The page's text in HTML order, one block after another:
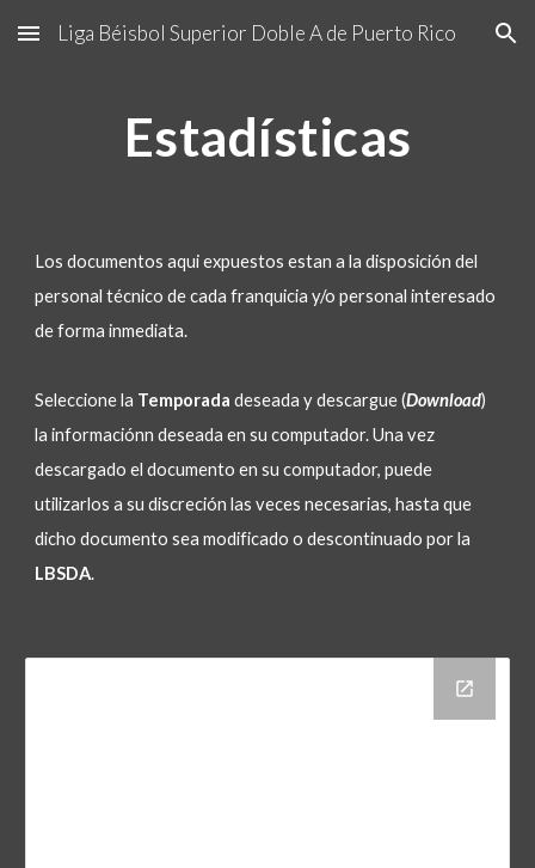
Skip to main content Skip to navigation
Liga Béisbol Superior Doble A de Puerto Rico
Estadísticas
Los documentos aqui expuestos estan a la disposición del
personal técnico de cada franquicia y/o personal interesado
de forma inmediata.
Seleccione la Temporada deseada y descargue (Download)
la informaciónn deseada en su computador. Una vez
descargado el documento en su computador, puede
utilizarlos a su discreción las veces necesarias, hasta que
LBSDA.